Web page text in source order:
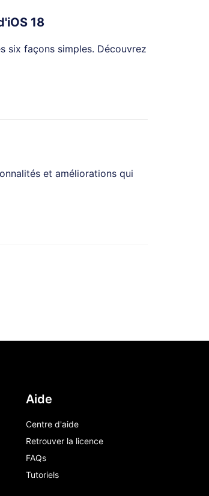
18
six façons simples. Découvrez
et améliorations qui
Aide
Centre d'aide
Retrouver la licence
FAQs
Tutoriels